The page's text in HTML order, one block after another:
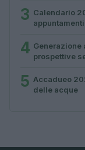
3 Calendario
4 Generazione
prospettive
5 Accadueo
delle acque